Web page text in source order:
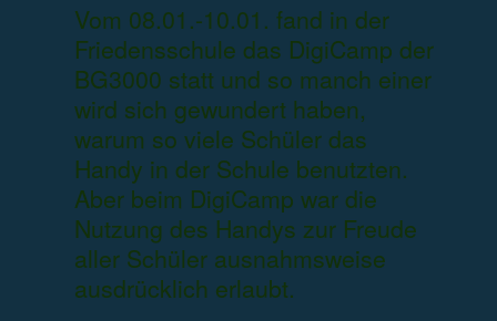
Vom 08.01.-10.01. fand in der
Friedensschule das DigiCamp der
BG3000 statt und so manch einer
wird sich gewundert haben,
warum so viele Schüler das
Handy in der Schule benutzten.
Aber beim DigiCamp war die
Nutzung des Handys zur Freude
aller Schüler ausnahmsweise
ausdrücklich erlaubt.